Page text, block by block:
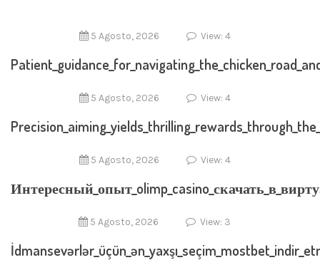
5 Agosto, 2026 View: 4
5 Agosto, 2026 View: 4
5 Agosto, 2026 View: 4
5 Agosto, 2026 View: 3